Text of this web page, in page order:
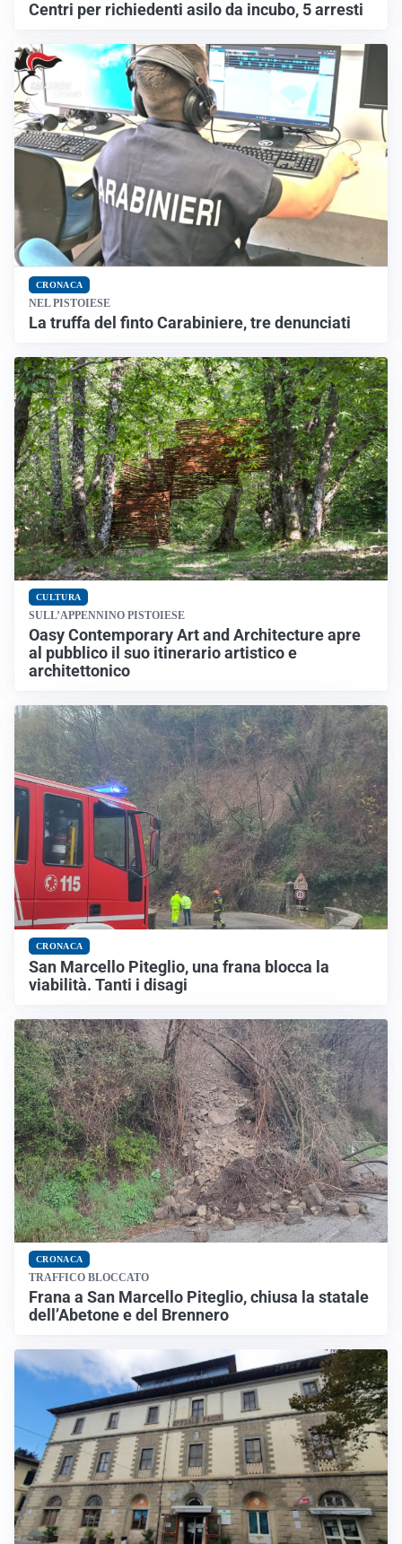
Centri per richiedenti asilo da incubo, 5 arresti
CRONACA
NEL PISTOIESE
La truffa del finto Carabiniere, tre denunciati
CULTURA
SULL’APPENNINO PISTOIESE
Oasy Contemporary Art and Architecture apre
al pubblico il suo itinerario artistico e
architettonico
CRONACA
San Marcello Piteglio, una frana blocca la
viabilità. Tanti i disagi
CRONACA
TRAFFICO BLOCCATO
Frana a San Marcello Piteglio, chiusa la statale
dell’Abetone e del Brennero